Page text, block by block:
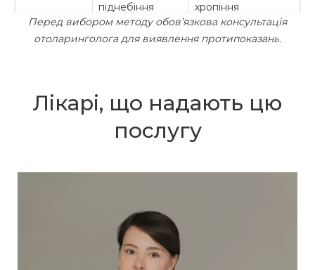
піднебіння
хропіння
При
Полегшення
СІПАП-
При важких
формах апное
Запобігання
зупинкам дихання
Перед вибором методу обов’язкова консультація
отоларинголога для виявлення протипоказань.
Лікарі, що надають цю
послугу